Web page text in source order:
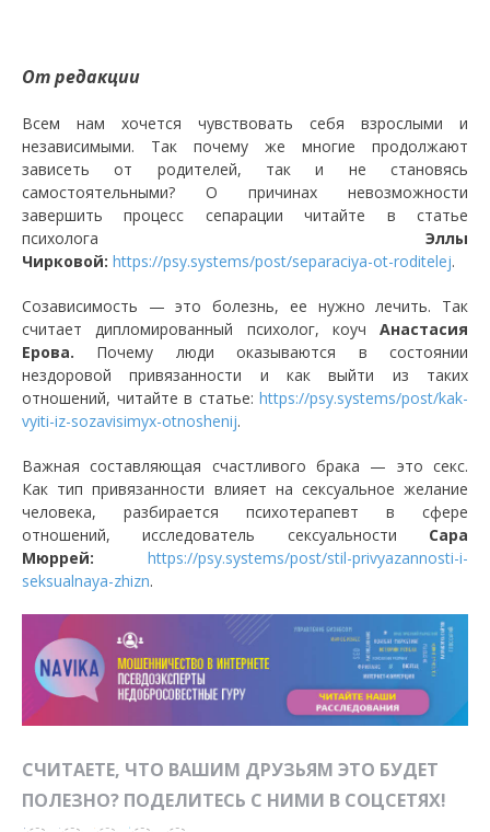
От редакции
Всем нам хочется чувствовать себя взрослыми и
независимыми. Так почему же многие продолжают
зависеть от родителей, так и не становясь
самостоятельными? О причинах невозможности
завершить процесс сепарации читайте в статье
психолога Эллы
Чирковой: https://psy.systems/post/separaciya-ot-roditelej.
Созависимость — это болезнь, ее нужно лечить. Так
считает дипломированный психолог, коуч Анастасия
Ерова. Почему люди оказываются в состоянии
нездоровой привязанности и как выйти из таких
отношений, читайте в статье: https://psy.systems/post/kak-
vyiti-iz-sozavisimyx-otnoshenij.
Важная составляющая счастливого брака — это секс.
Как тип привязанности влияет на сексуальное желание
человека, разбирается психотерапевт в сфере
отношений, исследователь сексуальности Сара
Мюррей: https://psy.systems/post/stil-privyazannosti-i-
seksualnaya-zhizn.
СЧИТАЕТЕ, ЧТО ВАШИМ ДРУЗЬЯМ ЭТО БУДЕТ
ПОЛЕЗНО? ПОДЕЛИТЕСЬ С НИМИ В СОЦСЕТЯХ!